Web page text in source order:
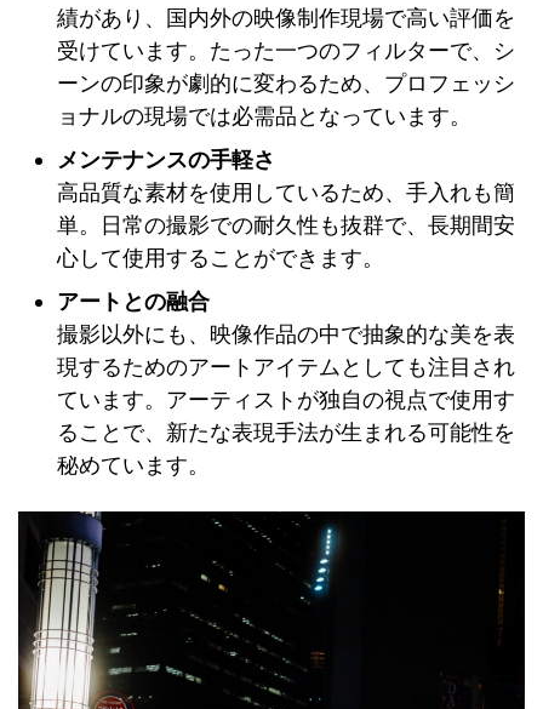
績があり、国内外の映像制作現場で高い評価を
受けています。たった一つのフィルターで、シ
ーンの印象が劇的に変わるため、プロフェッシ
ョナルの現場では必需品となっています。
メンテナンスの手軽さ
高品質な素材を使用しているため、手入れも簡
単。日常の撮影での耐久性も抜群で、長期間安
心して使用することができます。
アートとの融合
撮影以外にも、映像作品の中で抽象的な美を表
現するためのアートアイテムとしても注目され
ています。アーティストが独自の視点で使用す
ることで、新たな表現手法が生まれる可能性を
秘めています。